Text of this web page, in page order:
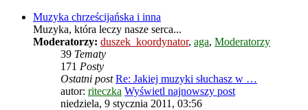
Muzyka chrześcijańska i inna
Muzyka, która leczy nasze serca...
Moderatorzy: duszek_koordynator, aga, Moderatorzy
39 Tematy
171 Posty
Ostatni post Re: Jakiej muzyki słuchasz w …
autor: riteczka Wyświetl najnowszy post
niedziela, 9 stycznia 2011, 03:56